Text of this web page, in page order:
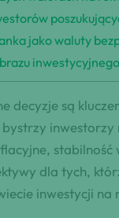
jako waluty
decyzje są
dla tych,
inwestycji na